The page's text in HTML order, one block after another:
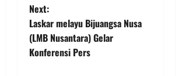
t
n
a
Next:
Laskar melayu Bijuangsa Nusa
(LMB Nusantara) Gelar
Konferensi Pers